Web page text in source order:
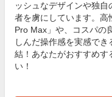
ッシュなデザインや独
者を虜にしています。高
Pro Max」や、コスパの
しんだ操作感を実感で
結！あなたがおすすめす
い！